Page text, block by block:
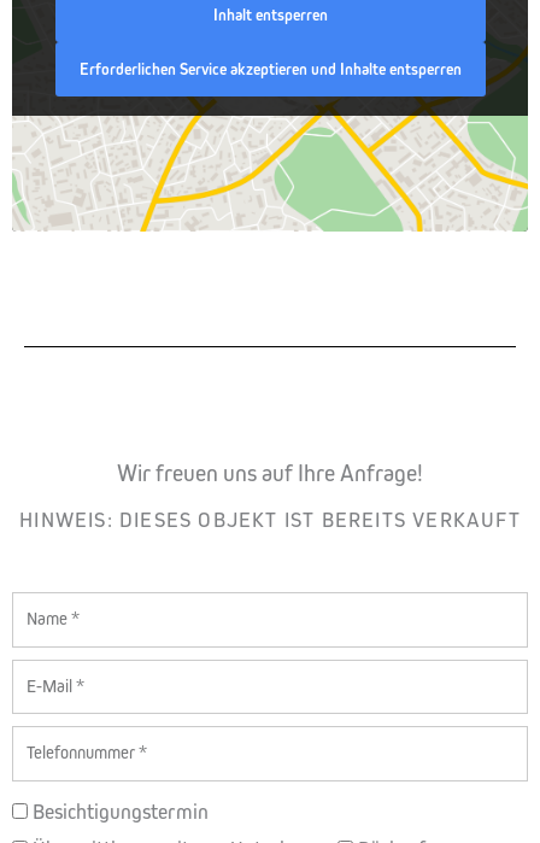
Inhalt entsperren
Erforderlichen Service akzeptieren und Inhalte entsperren
Wir freuen uns auf Ihre Anfrage!
HINWEIS: DIESES OBJEKT IST BEREITS VERKAUFT
Name
E-
Mail
Telefon
BETREFF
Besichtigungstermin